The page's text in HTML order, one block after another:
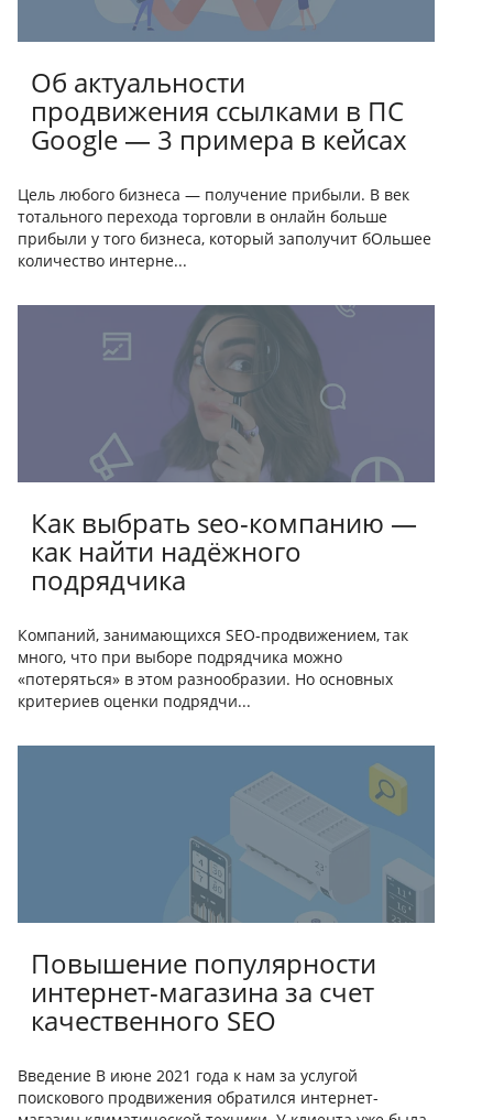
Об актуальности
продвижения ссылками в ПС
Google — 3 примера в кейсах
Цель любого бизнеса — получение прибыли. В век
тотального перехода торговли в онлайн больше
прибыли у того бизнеса, который заполучит бОльшее
количество интерне...
Как выбрать seo-компанию —
как найти надёжного
подрядчика
Компаний, занимающихся SEO-продвижением, так
много, что при выборе подрядчика можно
«потеряться» в этом разнообразии. Но основных
критериев оценки подрядчи...
Повышение популярности
интернет-магазина за счет
качественного SEO
Введение В июне 2021 года к нам за услугой
поискового продвижения обратился интернет-